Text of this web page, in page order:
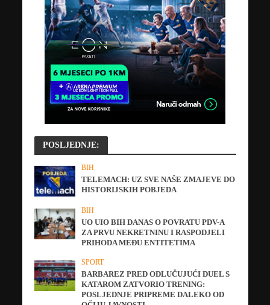
POSLJEDNJE:
BIH
TELEMACH: UZ SVE NAŠE ZMAJEVE DO
HISTORIJSKIH POBJEDA
BIH
UO UIO BIH DANAS O POVRATU PDV-A
ZA PRVU NEKRETNINU I RASPODJELI
PRIHODA MEĐU ENTITETIMA
SPORT
BARBAREZ PRED ODLUČUJUĆI DUEL S
KATAROM ZATVORIO TRENING:
POSLJEDNJE PRIPREME DALEKO OD